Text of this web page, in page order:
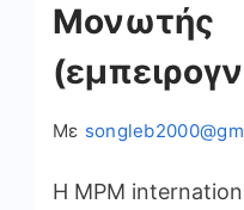
Μονωτής
Με
Η MPM